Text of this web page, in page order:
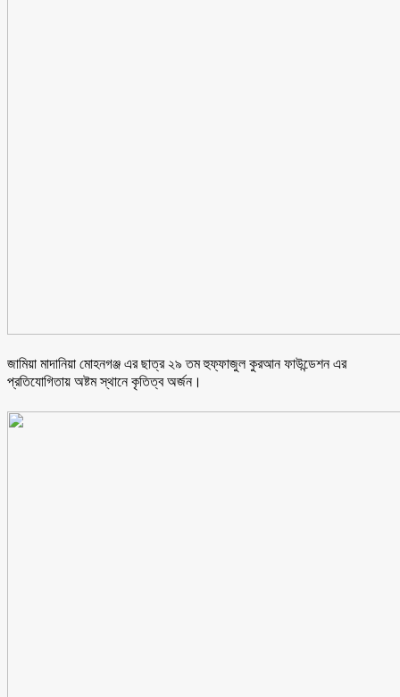
জামিয়া মাদানিয়া মোহনগঞ্জ এর ছাত্র ২৯ তম হুফ্ফাজুল কুরআন ফাউন্ডেশন এর
প্রতিযোগিতায় অষ্টম স্থানে কৃতিত্ব অর্জন।